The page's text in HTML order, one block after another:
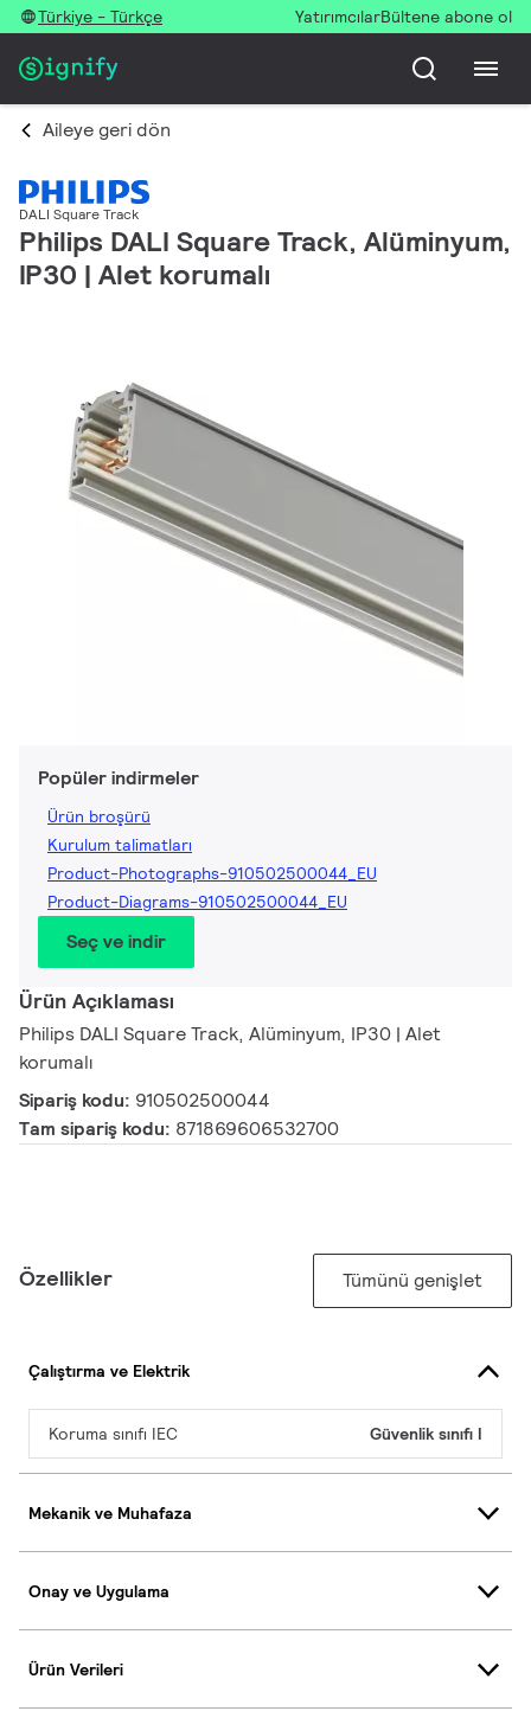
Türkiye - Türkçe YatırımcılarBültene abone ol
Aileye geri dön
DALI Square Track
Philips DALI Square Track, Alüminyum,
IP30 | Alet korumalı
Popüler indirmeler
Ürün broşürü
Kurulum talimatları
Product-Photographs-910502500044_EU
Product-Diagrams-910502500044_EU
Seç ve indir
Ürün Açıklaması
Philips DALI Square Track, Alüminyum, IP30 | Alet
korumalı
Sipariş kodu: 910502500044
Tam sipariş kodu: 871869606532700
Özellikler Tümünü genişlet
Çalıştırma ve Elektrik
Koruma sınıfı IEC Güvenlik sınıfı I
Mekanik ve Muhafaza
Onay ve Uygulama
Ürün Verileri